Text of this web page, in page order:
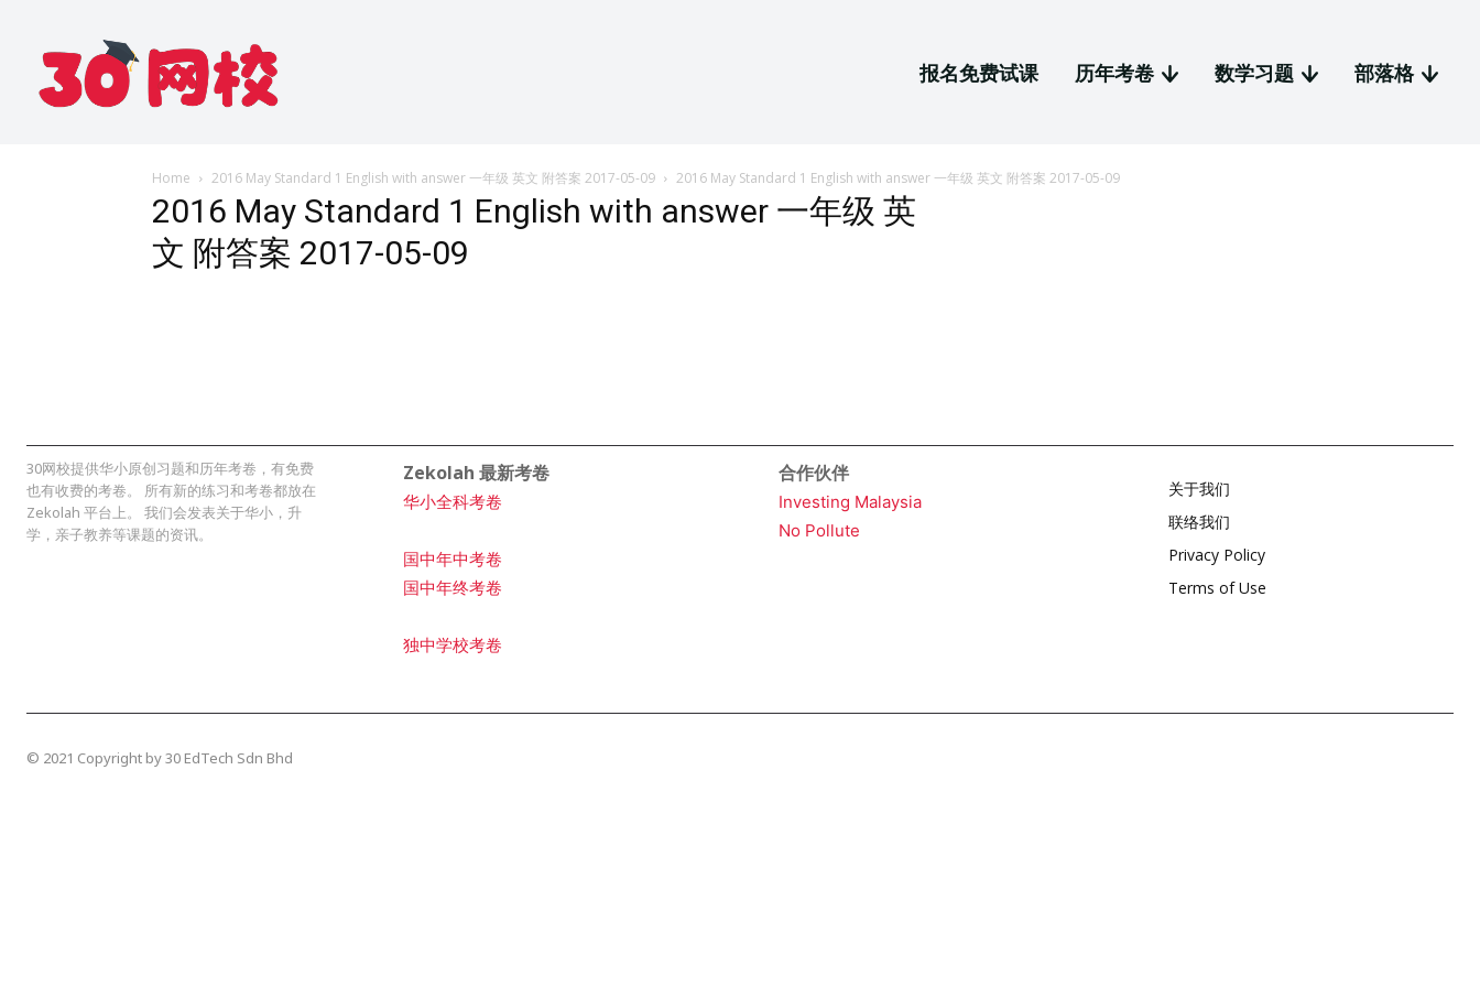
报名免费试课 历年考卷 数学习题 部落格
Home 2016 May Standard 1 English with answer 一年级 英文 附答案 2017-05-09 2016 May Standard 1 English with answer 一年级 英文 附答案 2017-05-09
2016 May Standard 1 English with answer 一年级 英
文 附答案 2017-05-09
30网校提供华小原创习题和历年考卷，有免费
也有收费的考卷。 所有新的练习和考卷都放在
Zekolah 平台上。 我们会发表关于华小，升
学，亲子教养等课题的资讯。
Zekolah 最新考卷
华小全科考卷
国中年中考卷
国中年终考卷
独中学校考卷
合作伙伴
Investing Malaysia
No Pollute
关于我们
联络我们
Privacy Policy
Terms of Use
© 2021 Copyright by 30 EdTech Sdn Bhd